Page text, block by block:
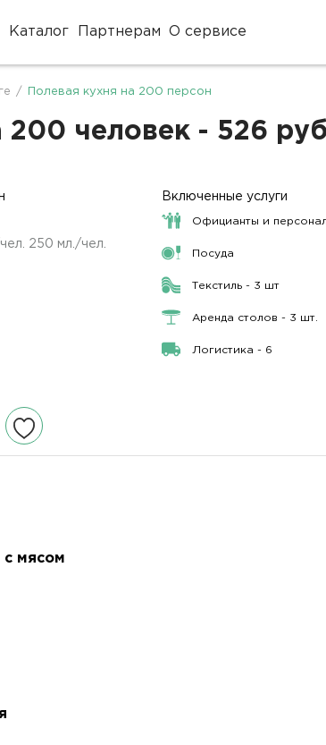
Каталог Партнерам О сервисе
/ Полевая кухня на 200 персон
200 человек - 526
250 мл./чел.
Включенные услуги
Официанты и персонал
Посуда
Текстиль - 3 шт
Аренда столов - 3 шт.
Логистика - 6
с мясом